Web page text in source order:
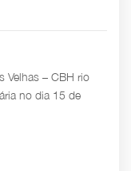
Velhas – CBH rio
no dia 15 de